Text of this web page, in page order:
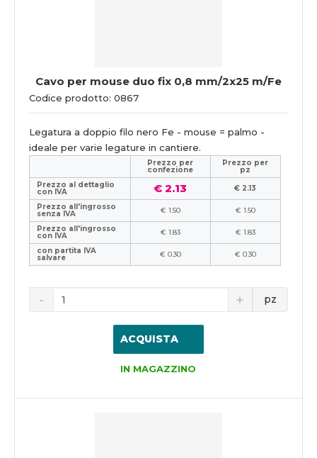
Cavo per mouse duo fix 0,8 mm/2x25 m/Fe
Codice prodotto: 0867
Legatura a doppio filo nero Fe - mouse = palmo -
ideale per varie legature in cantiere.
Prezzo per
confezione
Prezzo per
pz
Prezzo al dettaglio
con IVA € 2.13
€ 2.13
Prezzo all'ingrosso
senza IVA € 1.50
€ 1.50
Prezzo all'ingrosso
con IVA € 1.83
€ 1.83
con partita IVA
salvare € 0.30 € 0.30
pz
ACQUISTA
IN MAGAZZINO